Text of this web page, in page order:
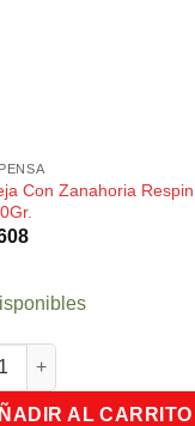
Con Zanahoria Respin
Con Zanahoria Respin
AL CARRITO